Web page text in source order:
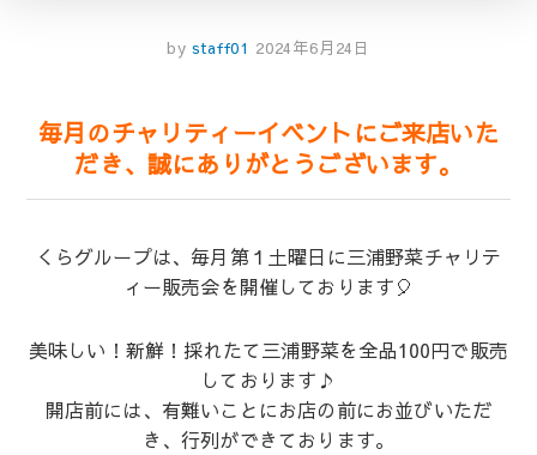
by staff01 2024年6月24日
毎月のチャリティーイベントにご来店いた
だき、誠にありがとうございます。
くらグループは、毎月第１土曜日に三浦野菜チャリテ
ィー販売会を開催しております🎈
美味しい！新鮮！採れたて三浦野菜を全品100円で販売
しております♪
開店前には、有難いことにお店の前にお並びいただ
き、行列ができております。